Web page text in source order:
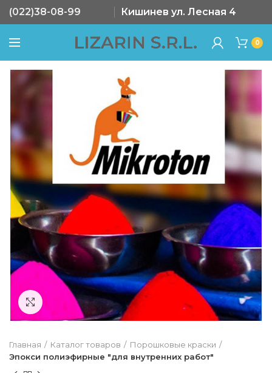
(022)38-08-99 Кишинев ул. Лесная 4
0
Нажмите чтобы увеличить
Главная Каталог товаров
Порошковые краски
Эпокси полиэфирные "для внутренних работ"